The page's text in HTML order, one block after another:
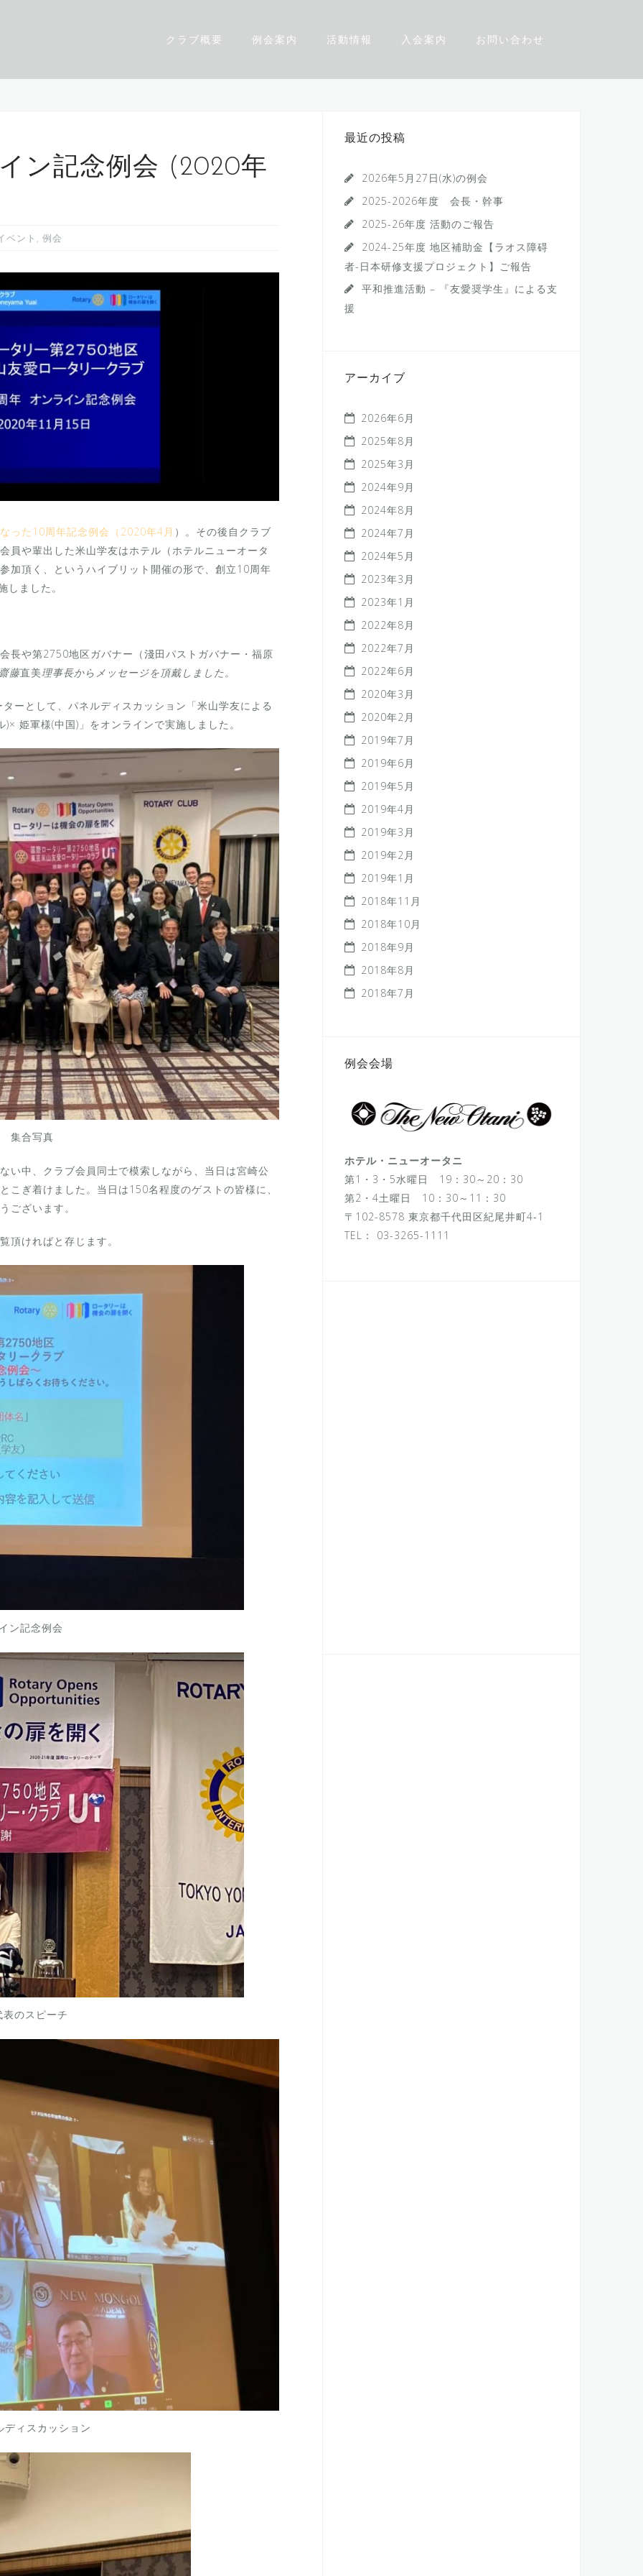
クラブ概要 例会案内 活動情報 入会案内 お問い合わせ
ン記念例会 (2020年
ベント , 例会
った10周年記念例会（2020年4月 ）。その後自クラブ
員や輩出した米山学友はホテル（ホテルニューオータ
加頂く、というハイブリット開催の形で、創立10周年
ました。
長や第2750地区ガバナー（淺田パストガバナー・福原
藤直美理事長からメッセージを頂戴しました。
ーとして、パネルディスカッション「米山学友による
姫軍様(中国)」をオンラインで実施しました。
集合写真
い中、クラブ会員同士で模索しながら、当日は宮崎公
こぎ着けました。当日は150名程度のゲストの皆様に、
ございます。
頂ければと存じます。
ン記念例会
のスピーチ
ディスカッション
最近の投稿
2026年5月27日(水)の例会
2025-2026年度 会長・幹事
2025-26年度 活動のご報告
2024-25年度 地区補助金【ラオス障碍
者-日本研修支援プロジェクト】ご報告
平和推進活動 – 『友愛奨学生』による支
援
アーカイブ
2026年6月
2025年8月
2025年3月
2024年9月
2024年8月
2024年7月
2024年5月
2023年3月
2023年1月
2022年8月
2022年7月
2022年6月
2020年3月
2020年2月
2019年7月
2019年6月
2019年5月
2019年4月
2019年3月
2019年2月
2019年1月
2018年11月
2018年10月
2018年9月
2018年8月
2018年7月
例会会場
ホテル・ニューオータニ
第1・3・5水曜日 19：30～20：30
第2・4土曜日 10：30～11：30
〒102-8578 東京都千代田区紀尾井町4‐1
TEL： 03-3265-1111